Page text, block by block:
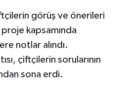
görüş ve önerileri
kapsamında
notlar alındı.
çiftçilerin sorularının
sona erdi.